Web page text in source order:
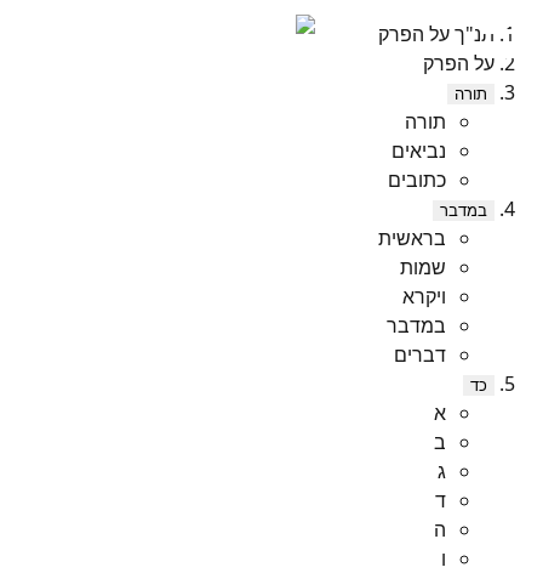
תנ"ך על הפרק
על הפרק
תורה
תורה
נביאים
כתובים
במדבר
בראשית
שמות
ויקרא
במדבר
דברים
כד
א
ב
ג
ד
ה
ו